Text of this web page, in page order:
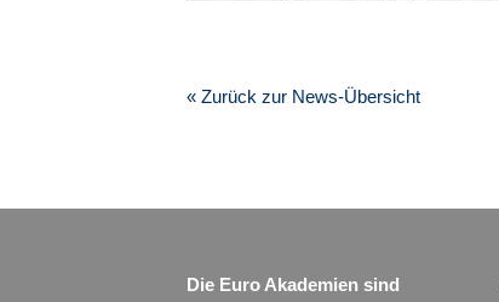
« Zurück zur News-Übersicht
Die Euro Akademien sind